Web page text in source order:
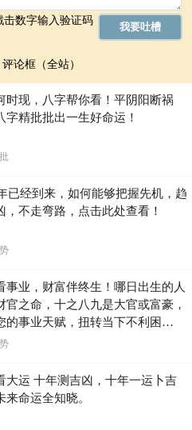
论框（全站）
时现，八字帮你看！平阴阳断祸
字精批批出一生好命运！
已经到来，如何能够把握先机，趋
，不走弯路，点击此处查看！
事业，财富伴终生！哪日出生的人
官之命，十之八九是大官或富豪，
的事业天赋，扭转当下不利困
大运 十年测吉凶，十年一运卜吉
来命运全知晓。